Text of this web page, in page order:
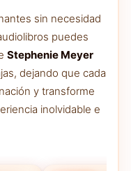
sin necesidad
puedes
Stephenie Meyer
dejando que cada
y transforme
inolvidable e